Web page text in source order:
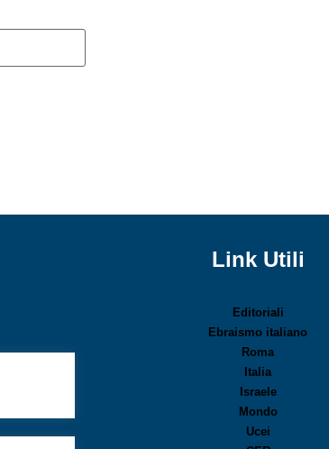
Link Utili
Editoriali
Ebraismo italiano
Roma
Italia
Israele
Mondo
Ucei